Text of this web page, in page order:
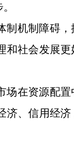
机制障碍，
社会发展
在资源配置
、信用经